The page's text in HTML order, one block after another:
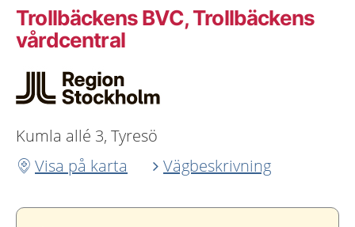
Trollbäckens BVC, Trollbäckens
vårdcentral
Kumla allé 3, Tyresö
Visa på karta
Vägbeskrivning